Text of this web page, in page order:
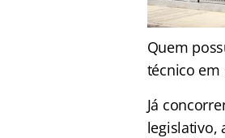
Quem
técnico em
Já
legislativo,